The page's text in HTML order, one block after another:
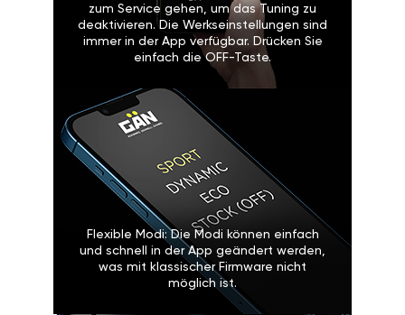
zum Service gehen, um das Tuning zu
deaktivieren. Die Werkseinstellungen sind
immer in der App verfügbar. Drücken Sie
einfach die OFF-Taste.
Flexible Modi: Die Modi können einfach
und schnell in der App geändert werden,
was mit klassischer Firmware nicht
möglich ist.